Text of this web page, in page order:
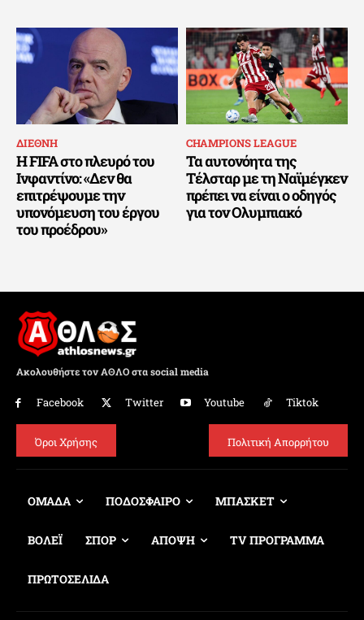
ΔΙΕΘΝΗ
Η FIFA στο πλευρό του
Ινφαντίνο: «Δεν θα
επιτρέψουμε την
υπονόμευση του έργου
του προέδρου»
CHAMPIONS LEAGUE
Τα αυτονόητα της
Τέλσταρ με τη Ναϊμέγκεν
πρέπει να είναι ο οδηγός
για τον Ολυμπιακό
Ακολουθήστε τον ΑΘΛΟ στα social media
Facebook Twitter Youtube Tiktok
Όροι Χρήσης Πολιτική Απορρήτου
ΟΜΑΔΑ ΠΟΔΟΣΦΑΙΡΟ ΜΠΑΣΚΕΤ
ΒΟΛΕΪ ΣΠΟΡ ΑΠΟΨΗ TV ΠΡΟΓΡΑΜΜΑ
ΠΡΩΤΟΣΕΛΙΔΑ